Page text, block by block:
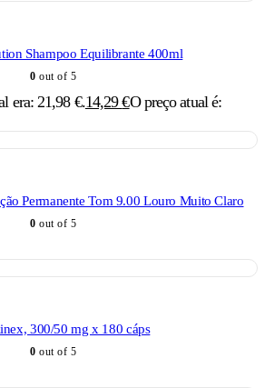
Shampoo Equilibrante 400ml
0 out of 5
era: 21,98 €.14,29€O preço atual é:
Permanente Tom 9.00 Louro Muito Claro
0 out of 5
300/50 mg x 180 cáps
0 out of 5